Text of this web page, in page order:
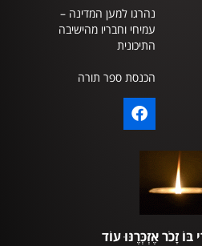
נהרגו למען המדינה –
עמיחי וחבריו מהישיבה
התיכונית
הכנסת ספר תורה
בּוֹ זָכֹר אֶזְכְּרֶנּוּ עוֹד